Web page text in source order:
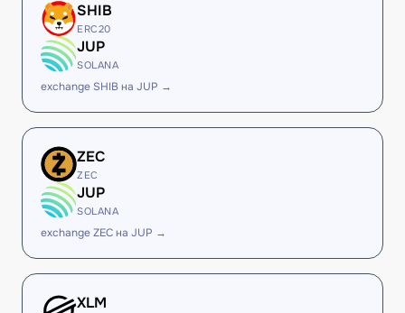
SHIB
ERC20
JUP
SOLANA
exchange SHIB на JUP →
ZEC
ZEC
JUP
SOLANA
exchange ZEC на JUP →
XLM